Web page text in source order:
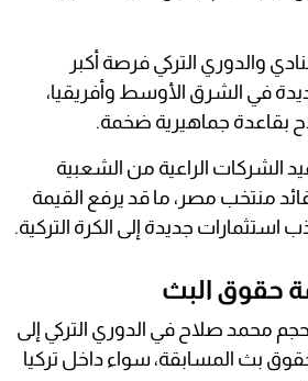
والدوري التركي فرصة أكبر
في الشرق الأوسط وأفريقيا،
جماهيرية ضخمة.
الشركات الراعية من الشعبية
قائد منتخب مصر، ما قد يرفع القيمة
استثمارات جديدة إلى الكرة التركية.
حقوق البث
محمد صلاح في الدوري التركي إلى
لحقوق بث المسابقة، سواء داخل تركيا